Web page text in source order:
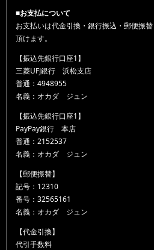
■お支払について
お支払いは代金引換・銀行振込・郵便振
頂けます。
【振込先銀行口座1】
三菱UFJ銀行 浜松支店
普通：4948955
名義：オカダ ジュン
【振込先銀行口座1】
PayPay銀行 本店
普通：2152537
名義：オカダ ジュン
【郵便振替】
記号：12310
番号：32565161
名義：オカダ ジュン
【代金引換】
代引手数料